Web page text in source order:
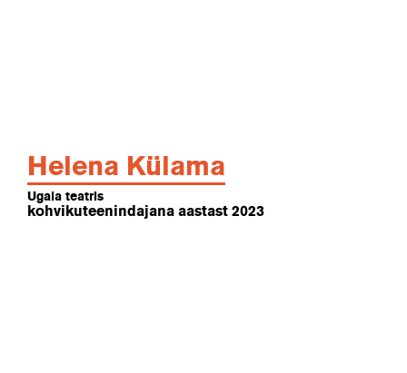
Helena Külama
Ugala teatris
kohvikuteenindajana aastast 2023